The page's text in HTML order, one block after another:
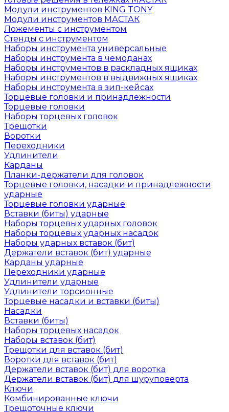
Модули инструментов KING TONY
Модули инструментов МАСТАК
Ложементы с инструментом
Стенды с инструментом
Наборы инструмента универсальные
Наборы инструмента в чемоданах
Наборы инструментов в раскладных ящиках
Наборы инструментов в выдвижных ящиках
Наборы инструмента в зип-кейсах
Торцевые головки и принадлежности
Торцевые головки
Наборы торцевых головок
Трещотки
Воротки
Переходники
Удлинители
Карданы
Планки-держатели для головок
Торцевые головки, насадки и принадлежности
ударные
Торцевые головки ударные
Вставки (биты) ударные
Наборы торцевых ударных головок
Наборы торцевых ударных насадок
Наборы ударных вставок (бит)
Держатели вставок (бит) ударные
Карданы ударные
Переходники ударные
Удлинители ударные
Удлинители торсионные
Торцевые насадки и вставки (биты)
Насадки
Вставки (биты)
Наборы торцевых насадок
Наборы вставок (бит)
Трещотки для вставок (бит)
Воротки для вставок (бит)
Держатели вставок (бит) для воротка
Держатели вставок (бит) для шуруповерта
Ключи
Комбинированные ключи
Трещоточные ключи